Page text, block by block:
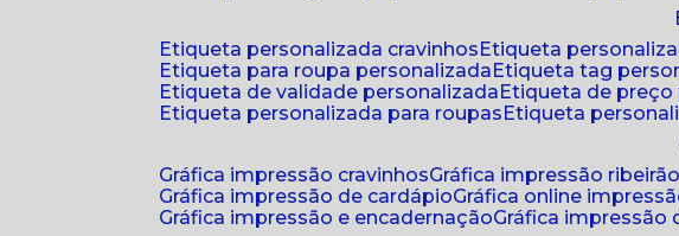
etiqueta personalizada cravinhos
etiqueta
etiqueta para roupa personalizada
etiqueta tag
etiqueta de validade personalizada
etiqueta de
etiqueta personalizada para roupas
etiqueta
gráfica impressão cravinhos
gráfica impressão
gráfica impressão de cardápio
gráfica online
gráfica impressão e encadernação
gráfica impressão